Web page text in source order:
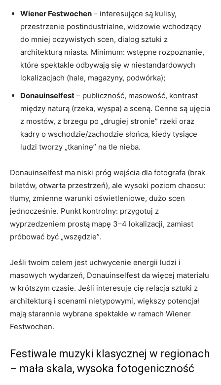
Wiener Festwochen – interesujące są kulisy,
przestrzenie postindustrialne, widzowie wchodzący
do mniej oczywistych scen, dialog sztuki z
architekturą miasta. Minimum: wstępne rozpoznanie,
które spektakle odbywają się w niestandardowych
lokalizacjach (hale, magazyny, podwórka);
Donauinselfest – publiczność, masowość, kontrast
między naturą (rzeka, wyspa) a sceną. Cenne są ujęcia
z mostów, z brzegu po „drugiej stronie” rzeki oraz
kadry o wschodzie/zachodzie słońca, kiedy tysiące
ludzi tworzy „tkaninę” na tle nieba.
Donauinselfest ma niski próg wejścia dla fotografa (brak
biletów, otwarta przestrzeń), ale wysoki poziom chaosu:
tłumy, zmienne warunki oświetleniowe, dużo scen
jednocześnie. Punkt kontrolny: przygotuj z
wyprzedzeniem prostą mapę 3–4 lokalizacji, zamiast
próbować być „wszędzie”.
Jeśli twoim celem jest uchwycenie energii ludzi i
masowych wydarzeń, Donauinselfest da więcej materiału
w krótszym czasie. Jeśli interesuje cię relacja sztuki z
architekturą i scenami nietypowymi, większy potencjał
mają starannie wybrane spektakle w ramach Wiener
Festwochen.
Festiwale muzyki klasycznej w regionach
– mała skala, wysoka fotogeniczność